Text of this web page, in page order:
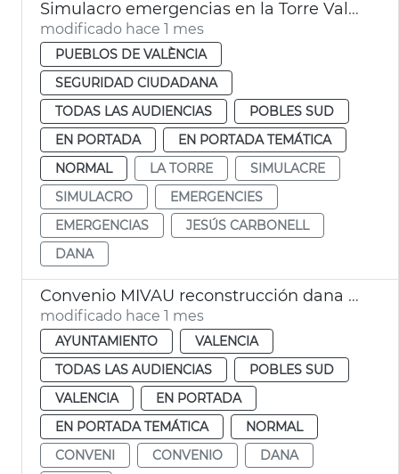
Simulacro emergencias en la Torre València
modificado hace 1 mes
PUEBLOS DE VALÈNCIA
SEGURIDAD CIUDADANA
TODAS LAS AUDIENCIAS
POBLES SUD
EN PORTADA
EN PORTADA TEMÁTICA
NORMAL
LA TORRE
SIMULACRE
SIMULACRO
EMERGENCIES
EMERGENCIAS
JESÚS CARBONELL
DANA
Convenio MIVAU reconstrucción dana València
modificado hace 1 mes
AYUNTAMIENTO
VALENCIA
TODAS LAS AUDIENCIAS
POBLES SUD
VALENCIA
EN PORTADA
EN PORTADA TEMÁTICA
NORMAL
CONVENI
CONVENIO
DANA